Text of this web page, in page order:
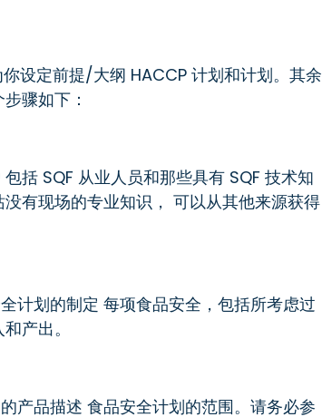
设定前提/大纲 HACCP 计划和计划。其余
骤如下：
括 SQF 从业人员和那些具有 SQF 技术知
有现场的专业知识， 可以从其他来源获得
计划的制定 每项食品安全，包括所考虑过
产出。
产品描述 食品安全计划的范围。请务必参